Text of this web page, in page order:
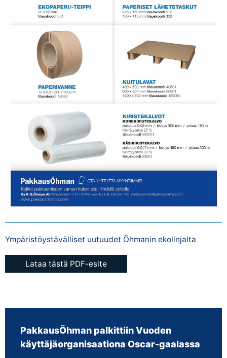
Ympäristöystävälliset uutuudet Öhmanin ekolinjalta
Lataa tästä PDF-esite
PakkausÖhman palkittiin Vuoden
käyttäjäorganisaationa Oscar-gaalassa